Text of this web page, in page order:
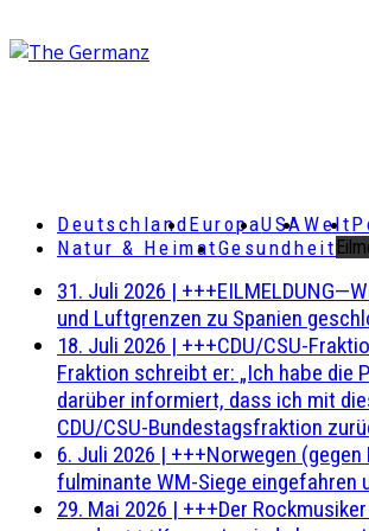
DeutschlandEuropaUSAWelt
Natur & HeimatGesundheit
31. Juli 2026 |
und Luftgrenzen zu Spanien
18. Juli 2026 | +++CDU/CSU-
Fraktion schreibt er: „Ich habe die
darüber informiert, dass ich mit
CDU/CSU-Bundestagsfraktion
6. Juli 2026 | +++Norwegen
fulminante WM-Siege
29. Mai 2026 | +++Der